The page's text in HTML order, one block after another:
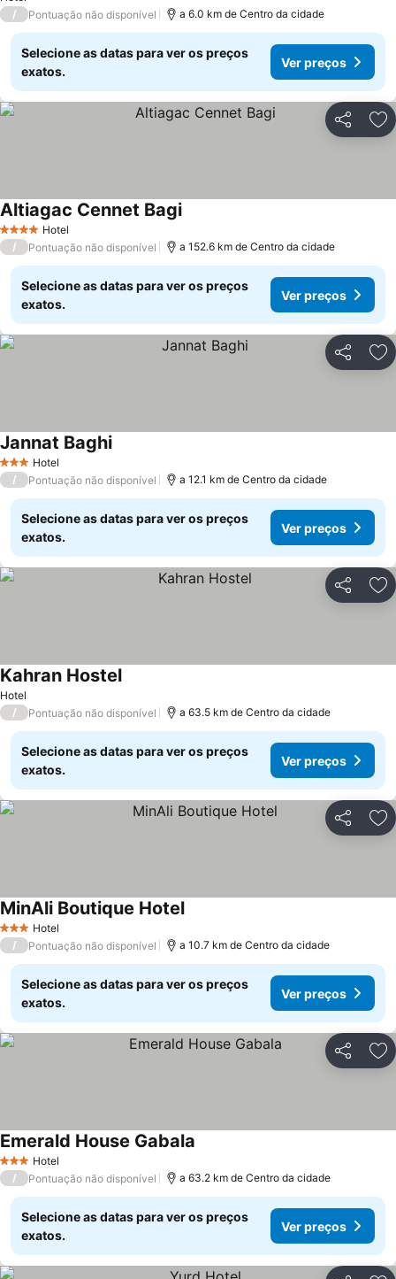
/
Pontuação não disponível a 6.0 km de Centro da cidade
Selecione as datas para ver os preços
exatos.
Ver preços
Partilhar
4 EstrelasHotel
Altiagac Cennet Bagi
/ Pontuação não disponível a 152.6 km de Centro da cidade
Selecione as datas para ver os preços
exatos.
Ver preços
Partilhar
3 EstrelasHotel
Jannat Baghi
/ Pontuação não disponível a 12.1 km de Centro da cidade
Selecione as datas para ver os preços
exatos.
Ver preços
Partilhar
Hotel
Kahran Hostel
/ Pontuação não disponível a 63.5 km de Centro da cidade
Selecione as datas para ver os preços
exatos.
Ver preços
Partilhar
3 EstrelasHotel
MinAli Boutique Hotel
/ Pontuação não disponível a 10.7 km de Centro da cidade
Selecione as datas para ver os preços
exatos.
Ver preços
Partilhar
3 EstrelasHotel
Emerald House Gabala
/ Pontuação não disponível a 63.2 km de Centro da cidade
Selecione as datas para ver os preços
exatos.
Ver preços